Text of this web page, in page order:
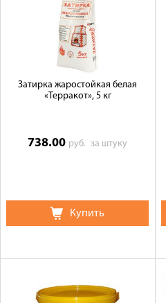
Затирка жаростойкая белая
«Терракот», 5 кг
738.00 руб.за штуку
Купить